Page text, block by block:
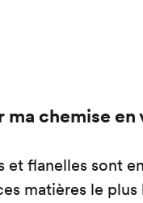
ma chemise
et flanelles sont
matières le